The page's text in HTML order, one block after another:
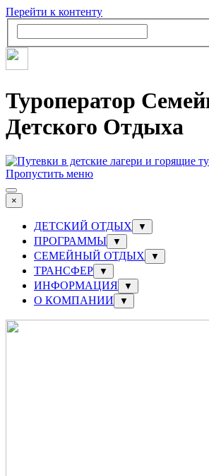
Перейти к контенту
Туроператор
Детского Отдыха
Пропустить меню
×
ДЕТСКИЙ ОТДЫХ ▼
ПРОГРАММЫ ▼
СЕМЕЙНЫЙ ОТДЫХ ▼
ТРАНСФЕР ▼
ИНФОРМАЦИЯ ▼
О КОМПАНИИ ▼